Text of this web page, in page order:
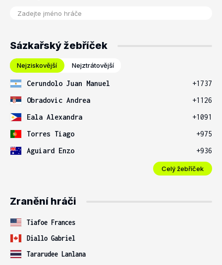
Sázkařský žebříček
Nejziskovější Nejztrátovější
Cerundolo Juan Manuel
+1737
Obradovic Andrea
+1126
Eala Alexandra
+1091
Torres Tiago
+975
Aguiard Enzo
+936
Celý žebříček
Zranění hráči
Tiafoe Frances
Diallo Gabriel
Tararudee Lanlana